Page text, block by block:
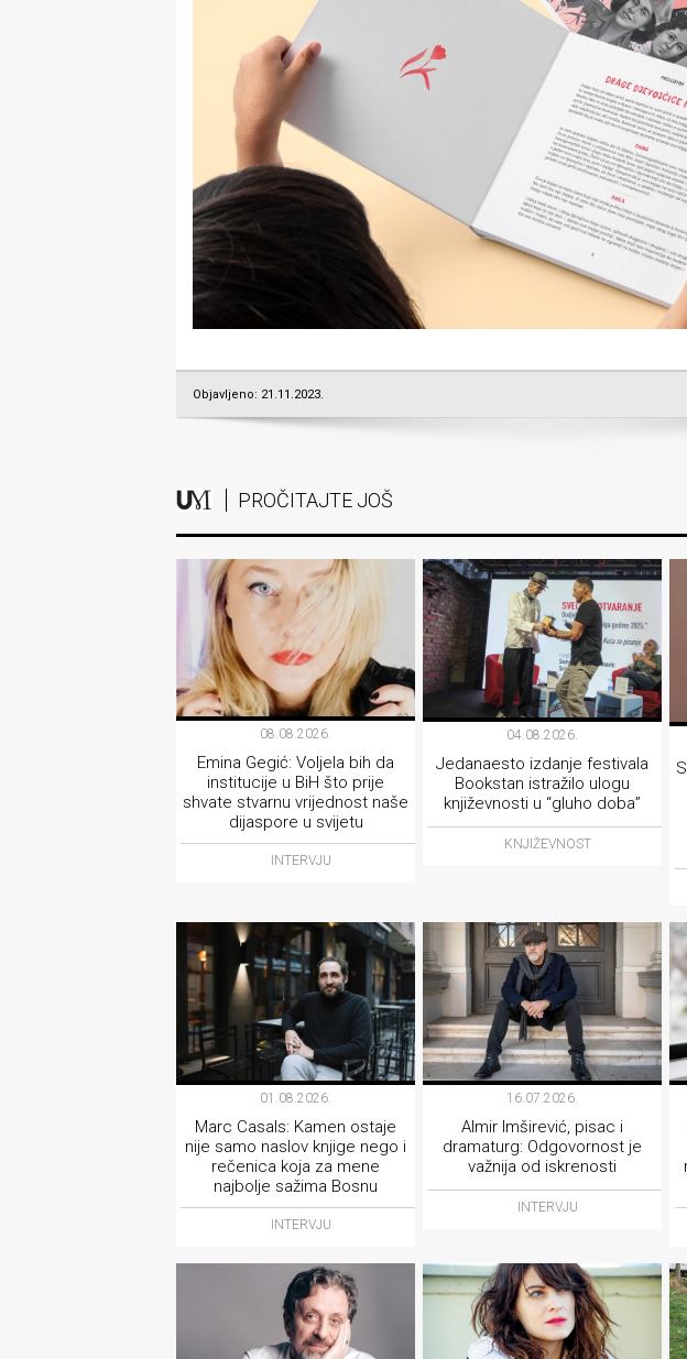
Objavljeno: 21.11.2023.
PROČITAJTE JOŠ
08.08.2026.
Emina Gegić: Voljela bih da
institucije u BiH što prije
shvate stvarnu vrijednost naše
dijaspore u svijetu
INTERVJU
04.08.2026.
Jedanaesto izdanje festivala
Bookstan istražilo ulogu
književnosti u “gluho doba”
KNJIŽEVNOST
01.08.2026.
Marc Casals: Kamen ostaje
nije samo naslov knjige nego i
rečenica koja za mene
najbolje sažima Bosnu
INTERVJU
16.07.2026.
Almir Imširević, pisac i
dramaturg: Odgovornost je
važnija od iskrenosti
INTERVJU